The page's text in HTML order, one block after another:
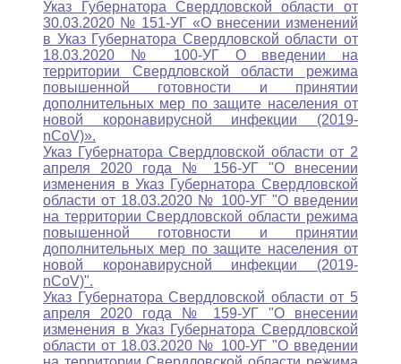
Указ Губернатора Свердловской области от
30.03.2020 № 151-УГ «О внесении изменений
в Указ Губернатора Свердловской области от
18.03.2020 № 100-УГ О введении на
территории Свердловской области режима
повышенной готовности и принятии
дополнительных мер по защите населения от
новой коронавирусной инфекции (2019-
nCoV)».
Указ Губернатора Свердловской области от 2
апреля 2020 года № 156-УГ "О внесении
изменения в Указ Губернатора Свердловской
области от 18.03.2020 № 100-УГ "О введении
на территории Свердловской области режима
повышенной готовности и принятии
дополнительных мер по защите населения от
новой коронавирусной инфекции (2019-
nCoV)".
Указ Губернатора Свердловской области от 5
апреля 2020 года № 159-УГ "О внесении
изменения в Указ Губернатора Свердловской
области от 18.03.2020 № 100-УГ "О введении